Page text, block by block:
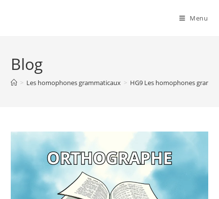
Menu
Blog
> Les homophones grammaticaux > HG9 Les homophones